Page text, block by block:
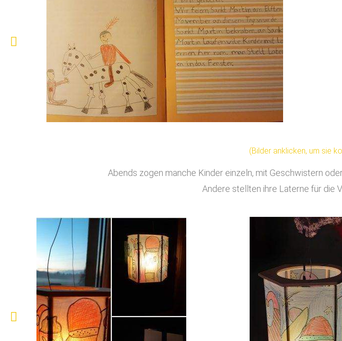
(Bilder anklicken, um sie
Abends zogen manche Kinder einzeln, mit Geschwistern
Andere stellten ihre Laterne für die